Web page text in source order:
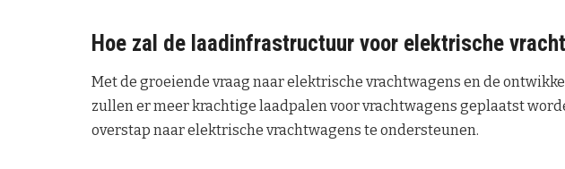
Hoe zal de laadinfrastructuur voor elektrische
Met de groeiende vraag naar elektrische vrachtwagens en de
zullen er meer krachtige laadpalen voor vrachtwagens geplaatst
overstap naar elektrische vrachtwagens te ondersteunen.